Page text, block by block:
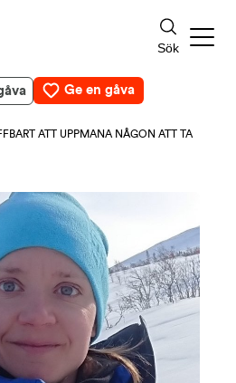
Ge en gåva
ATT UPPMANA NÅGON ATT TA